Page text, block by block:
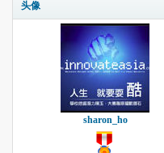
头像
sharon_ho